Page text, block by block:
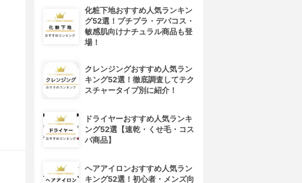
化粧下地おすすめ人気ランキン
グ52選！プチプラ・デパコス・
敏感肌向けナチュラル商品も登
場！
クレンジングおすすめ人気ラン
キング52選！徹底調査してテク
スチャータイプ別に紹介！
ドライヤーおすすめ人気ランキ
ング52選【速乾・くせ毛・コス
パ商品】
ヘアアイロンおすすめ人気ラン
キング52選！初心者・メンズ向